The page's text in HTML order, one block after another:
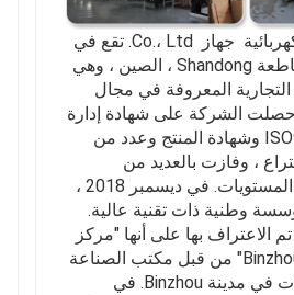
شاندونغ Zhuoli الكهربائية جهاز Co.، Ltd. تقع في
مدينة Binzhou ، مقاطعة Shandong ، الصين ، وهي
المعروفة في مجال
حصلت الشركة على شهادة إدارة
الجودة ISO9001: 2008 وشهادة المنتج وعدد من
، وفازت بالعديد من
الأوسمة على جميع المستويات. في ديسمبر 2018 ،
وطنية ذات تقنية عالية.
2019 ، تم الاعتراف بها على أنها "مركز
التصميم الصناعي Binzhou" من قبل مكتب الصناعة
وتكنولوجيا المعلومات في مدينة Binzhou. في